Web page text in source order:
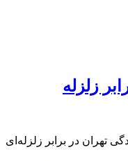
زلزله
تهران در برابر زلزله‌ای